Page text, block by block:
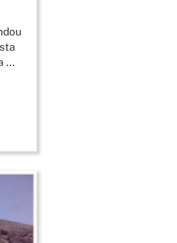
...